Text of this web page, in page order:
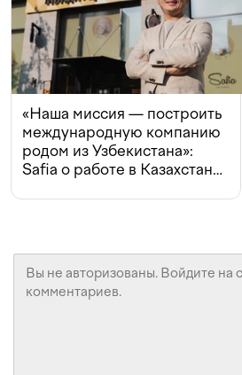
«Наша миссия — построить
международную компанию
родом из Узбекистана»:
Safia о работе в Казахстане,